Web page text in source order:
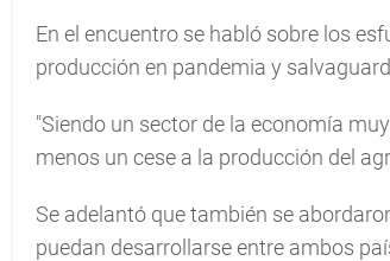
En el encuentro se habló sobre los
producción en pandemia y
"Siendo un sector de la economía
menos un cese a la producción del
Se adelantó que también se
puedan desarrollarse entre ambos